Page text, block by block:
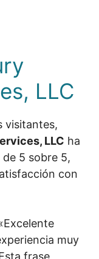
LLC
visitantes,
LLC ha
5 sobre 5,
con
muy
frase